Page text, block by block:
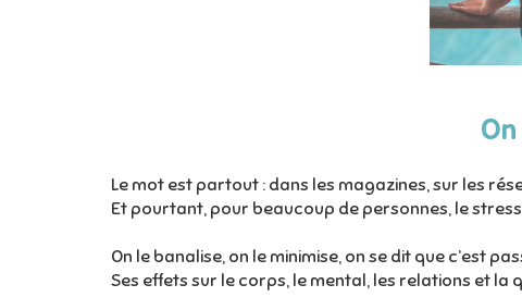
Le mot est partout : dans les magazines, sur les
Et pourtant, pour beaucoup de personnes, le
On le banalise, on le minimise, on se dit que c’est
Ses effets sur le corps, le mental, les relations et